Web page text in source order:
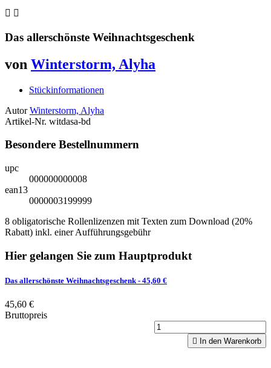
 
Das allerschönste Weihnachtsgeschenk
von Winterstorm, Alyha
Stückinformationen
Autor Winterstorm, Alyha
Artikel-Nr. witdasa-bd
Besondere Bestellnummern
upc
000000000008
ean13
0000003199999
8 obligatorische Rollenlizenzen mit Texten zum Download (20%
Rabatt) inkl. einer Aufführungsgebühr
Hier gelangen Sie zum Hauptprodukt
Das allerschönste Weihnachtsgeschenk - 45,60 €
45,60 €
Bruttopreis
 In den Warenkorb